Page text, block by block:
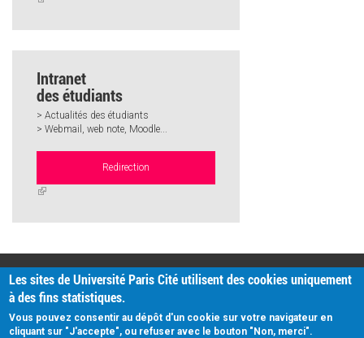
Intranet
des étudiants
> Actualités des étudiants
> Webmail, web note, Moodle...
Redirection
(link
PRATIQUE
Plan d'accès
Intranet
Mentions légales
Données personnelles
Les sites de Université Paris Cité utilisent des cookies uniquement
à des fins statistiques.
Vous pouvez consentir au dépôt d'un cookie sur votre navigateur en
cliquant sur "J'accepte", ou refuser avec le bouton "Non, merci".